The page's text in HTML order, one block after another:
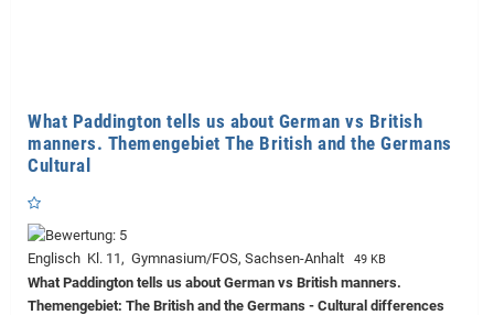
What Paddington tells us about German vs British
manners. Themengebiet The British and the Germans
Cultural
Englisch Kl. 11, Gymnasium/FOS, Sachsen-Anhalt 49 KB
What Paddington tells us about German vs British manners.
Themengebiet: The British and the Germans - Cultural differences